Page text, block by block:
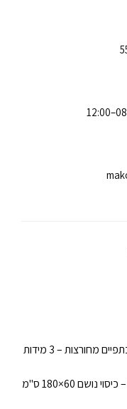
קולב פלסטיק לבן עם וו מתכת מסתובב וכתפיים מחורצות – 3 מידות
שקית אל-בד מתקפלת לשמלות ולבגדים – כיסוי נושם 60×180 ס"מ